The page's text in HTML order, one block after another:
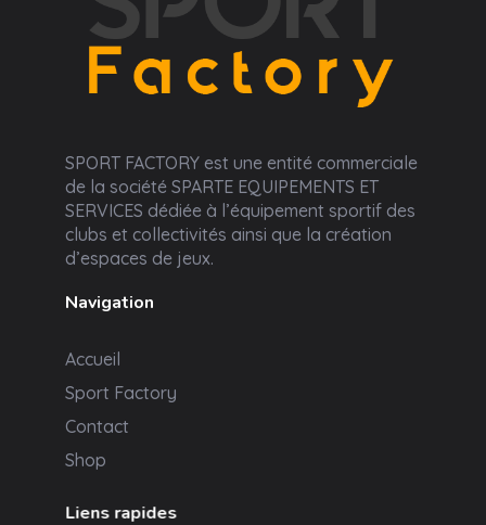
SPORT FACTORY est une entité commerciale
de la société SPARTE EQUIPEMENTS ET
SERVICES dédiée à l’équipement sportif des
clubs et collectivités ainsi que la création
d’espaces de jeux.
Navigation
Accueil
Sport Factory
Contact
Shop
Liens rapides